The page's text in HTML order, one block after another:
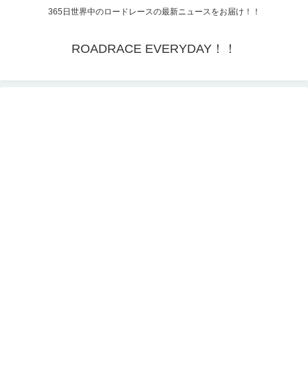
365日世界中のロードレースの最新ニュースをお届け！！
ROADRACE EVERYDAY！！